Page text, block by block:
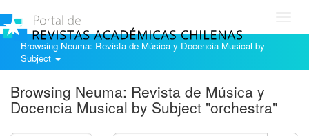
Browsing Neuma: Revista de Música y Docencia Musical by
Subject
Browsing Neuma: Revista de Música y
Docencia Musical by Subject "orchestra"